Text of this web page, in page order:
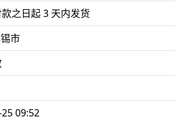
之日起 3 天内发货
市
09:52